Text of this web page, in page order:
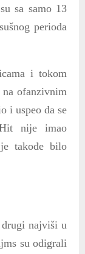
sa samo 13
perioda
i tokom
ofanzivnim
i uspeo da se
nije imao
takođe bilo
najviši u
su odigrali